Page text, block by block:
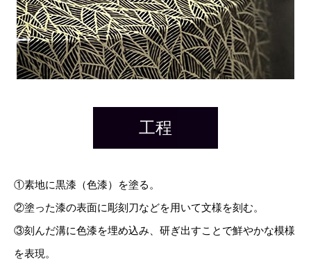
工程
①素地に黒漆（色漆）を塗る。
②塗った漆の表面に彫刻刀などを用いて文様を刻む。
③刻んだ溝に色漆を埋め込み、研ぎ出すことで鮮やかな模様
を表現。